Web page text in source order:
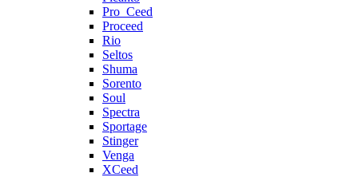
Pro_Ceed
Proceed
Rio
Seltos
Shuma
Sorento
Soul
Spectra
Sportage
Stinger
Venga
XCeed